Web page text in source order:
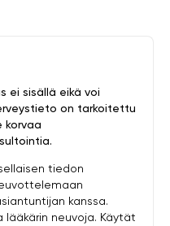
ei sisällä eikä voi
on tarkoitettu
korvaa
tiedon
kanssa.
lääkärin neuvoja. Käytät